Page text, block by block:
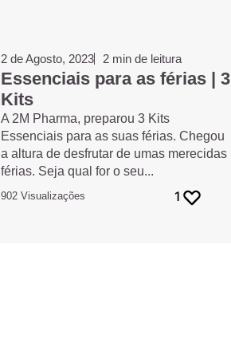
2 de Agosto, 2023 2 min de leitura
Essenciais para as férias | 3
Kits
A 2M Pharma, preparou 3 Kits
Essenciais para as suas férias. Chegou
a altura de desfrutar de umas merecidas
férias. Seja qual for o seu...
902 Visualizações 1